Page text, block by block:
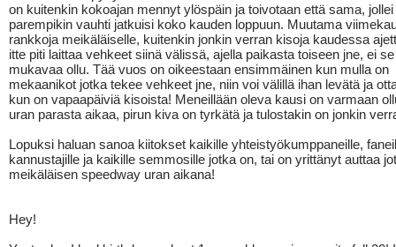
on kuitenkin kokoajan mennyt ylöspäin ja toivotaan että sama,
parempikin vauhti jatkuisi koko kauden loppuun. Muutama
rankkoja meikäläiselle, kuitenkin jonkin verran kisoja kaudessa
itte piti laittaa vehkeet siinä välissä, ajella paikasta toiseen jne, ei
mukavaa ollu. Tää vuos on oikeestaan ensimmäinen kun mulla on
mekaanikot jotka tekee vehkeet jne, niin voi välillä ihan levätä ja
kun on vapaapäiviä kisoista! Meneillään oleva kausi on varmaan
uran parasta aikaa, pirun kiva on tyrkätä ja tulostakin on jonkin
Lopuksi haluan sanoa kiitokset kaikille yhteistyökumppaneille,
kannustajille ja kaikille semmosille jotka on, tai on yrittänyt auttaa
meikäläisen speedway uran aikana!
Hey!